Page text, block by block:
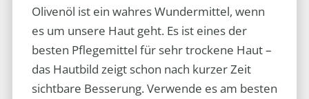
Olivenöl ist ein wahres Wundermittel, wenn
es um unsere Haut geht. Es ist eines der
besten Pflegemittel für sehr trockene Haut –
das Hautbild zeigt schon nach kurzer Zeit
sichtbare Besserung. Verwende es am besten